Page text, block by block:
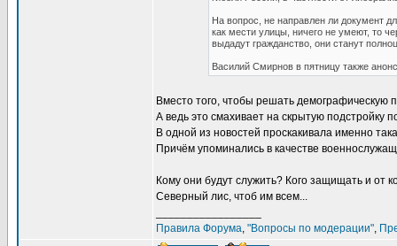
На вопрос, не направлен ли документ
как мести улицы, ничего не умеют, то
выдадут гражданство, они станут
Василий Смирнов в пятницу также
Вместо того, чтобы решать демографическую
А ведь это смахивает на скрытую подстройку
В одной из новостей проскакивала именно
Причём упоминались в качестве
Кому они будут служить? Кого защищать и от
Северный лис, чтоб им всем...
Правила Форума, "Вопросы по модерации",